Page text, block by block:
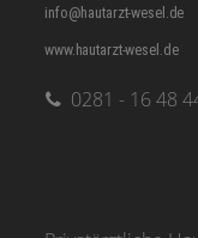
info@hautarzt-wesel.de
www.hautarzt-wesel.de
0281 - 16 48